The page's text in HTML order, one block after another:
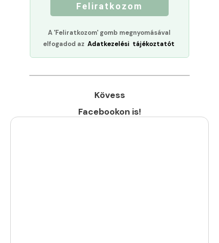
Feliratkozom
A 'Feliratkozom' gomb megnyomásával
elfogadod az Adatkezelési tájékoztatót
Kövess
Facebookon is!